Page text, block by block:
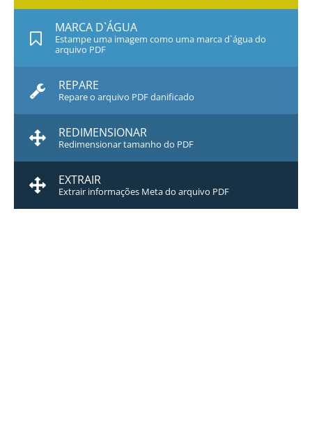
MARCA D`ÁGUA
Estampe uma imagem como uma marca d`água do
arquivo PDF
REPARE
Repare o arquivo PDF danificado
REDIMENSIONAR
Redimensionar tamanho do PDF
EXTRAIR
Extrair informações Meta do arquivo PDF